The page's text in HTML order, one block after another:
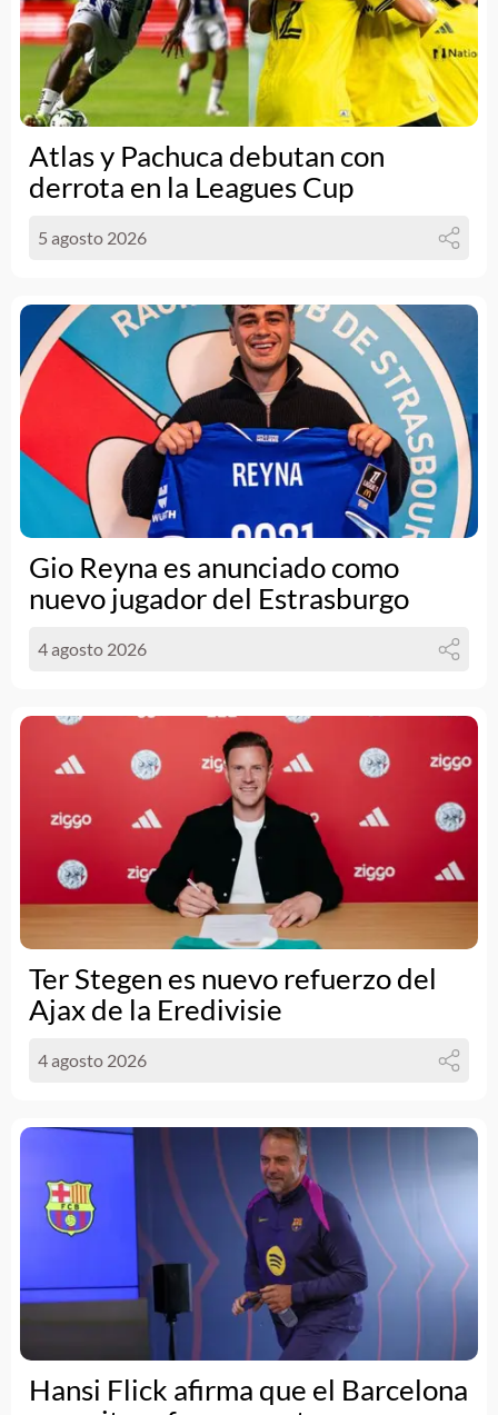
Atlas y Pachuca debutan con
derrota en la Leagues Cup
5 agosto 2026
Gio Reyna es anunciado como
nuevo jugador del Estrasburgo
4 agosto 2026
Ter Stegen es nuevo refuerzo del
Ajax de la Eredivisie
4 agosto 2026
Hansi Flick afirma que el Barcelona